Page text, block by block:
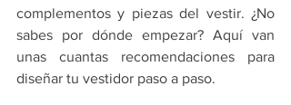
complementos y piezas del vestir. ¿No
sabes por dónde empezar? Aquí van
unas cuantas recomendaciones para
diseñar tu vestidor paso a paso.